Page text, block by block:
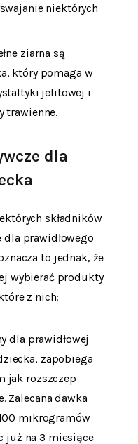
niektórych
ziarna są
który pomaga w
jelitowej i
trawienne.
dla
składników
prawidłowego
to jednak, że
wybierać produkty
z nich:
dla prawidłowej
zapobiega
jak rozszczep
Zalecana dawka
mikrogramów
już na 3 miesiące